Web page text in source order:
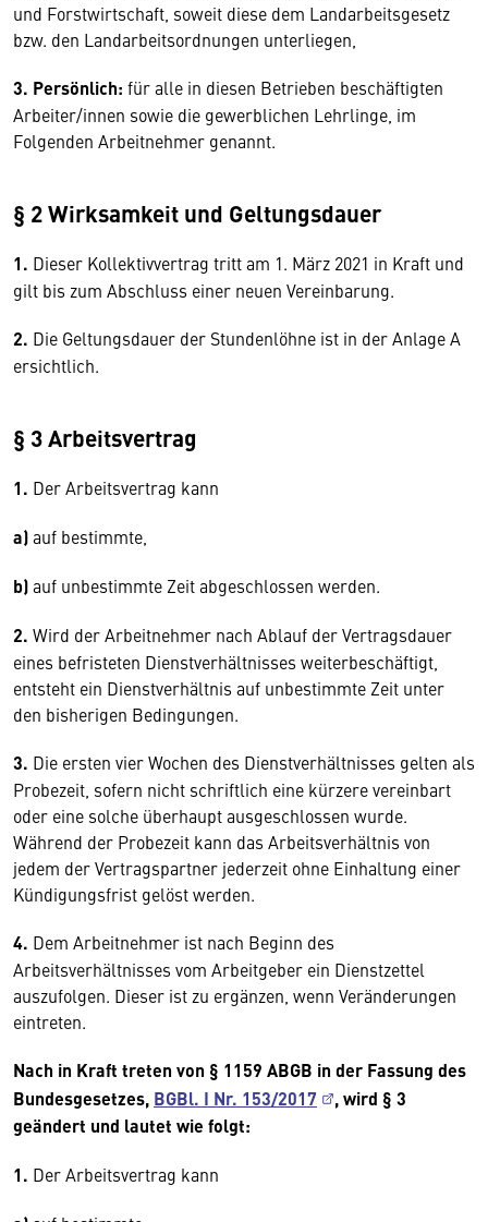
und Forstwirtschaft, soweit diese dem Landarbeitsgesetz
bzw. den Landarbeitsordnungen unterliegen,
3. Persönlich: für alle in diesen Betrieben beschäftigten
Arbeiter/innen sowie die gewerblichen Lehrlinge, im
Folgenden Arbeitnehmer genannt.
§ 2 Wirksamkeit und Geltungsdauer
1. Dieser Kollektivvertrag tritt am 1. März 2021 in Kraft und
gilt bis zum Abschluss einer neuen Vereinbarung.
2. Die Geltungsdauer der Stundenlöhne ist in der Anlage A
ersichtlich.
§ 3 Arbeitsvertrag
1. Der Arbeitsvertrag kann
a)auf bestimmte,
b)auf unbestimmte Zeit abgeschlossen werden.
2. Wird der Arbeitnehmer nach Ablauf der Vertragsdauer
eines befristeten Dienstverhältnisses weiterbeschäftigt,
entsteht ein Dienstverhältnis auf unbestimmte Zeit unter
den bisherigen Bedingungen.
3. Die ersten vier Wochen des Dienstverhältnisses gelten als
Probezeit, sofern nicht schriftlich eine kürzere vereinbart
oder eine solche überhaupt ausgeschlossen wurde.
Während der Probezeit kann das Arbeitsverhältnis von
jedem der Vertragspartner jederzeit ohne Einhaltung einer
Kündigungsfrist gelöst werden.
4. Dem Arbeitnehmer ist nach Beginn des
Arbeitsverhältnisses vom Arbeitgeber ein Dienstzettel
auszufolgen. Dieser ist zu ergänzen, wenn Veränderungen
eintreten.
Nach in Kraft treten von § 1159 ABGB in der Fassung des
Bundesgesetzes, BGBl. I Nr. 153/2017
, wird § 3
geändert und lautet wie folgt:
1. Der Arbeitsvertrag kann